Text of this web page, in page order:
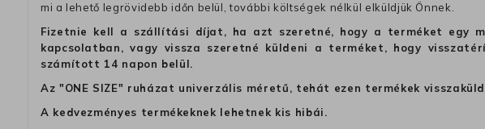
mi a lehető legrövidebb időn belül, további költségek nélkül elküldjük Önnek.
Fizetnie kell a szállítási díjat, ha azt szeretné, hogy a terméket egy
kapcsolatban, vagy vissza szeretné küldeni a terméket, hogy
számított 14 napon belül.
Az "ONE SIZE" ruházat univerzális méretű, tehát ezen termékek
A kedvezményes termékeknek lehetnek kis hibái.